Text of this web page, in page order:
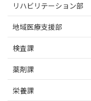
リハビリテーション部
地域医療支援部
検査課
薬剤課
栄養課